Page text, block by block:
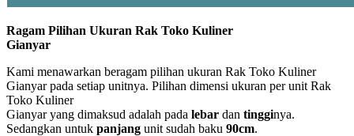
Ragam Pilihan Ukuran Rak Toko Kuliner
Gianyar
Kami menawarkan beragam pilihan ukuran Rak Toko Kuliner
Gianyar pada setiap unitnya. Pilihan dimensi ukuran per unit Rak
Toko Kuliner
Gianyar yang dimaksud adalah pada lebar dan tingginya.
Sedangkan untuk panjang unit sudah baku 90cm.